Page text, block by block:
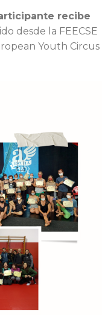
recibe
desde la FEECSE
Youth Circus